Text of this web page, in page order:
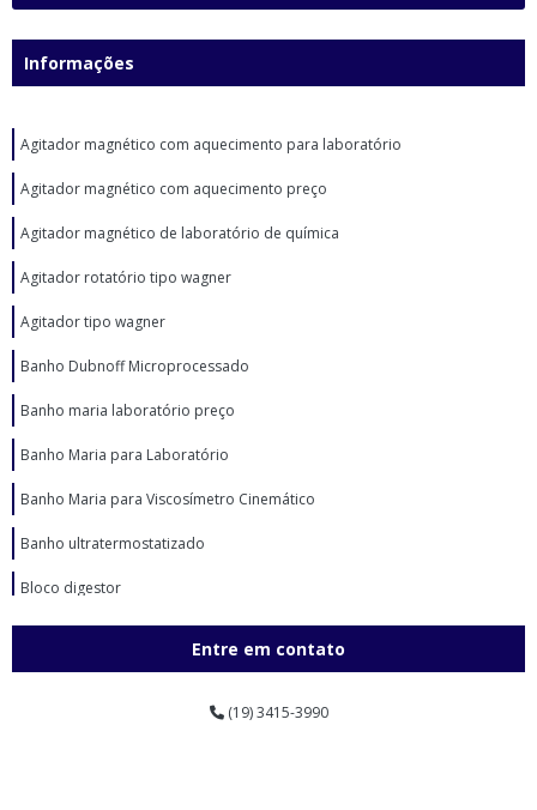
Informações
Agitador magnético com aquecimento para laboratório
Agitador magnético com aquecimento preço
Agitador magnético de laboratório de química
Agitador rotatório tipo wagner
Agitador tipo wagner
Banho Dubnoff Microprocessado
Banho maria laboratório preço
Banho Maria para Laboratório
Banho Maria para Viscosímetro Cinemático
Banho ultratermostatizado
Bloco digestor
Britador de mandíbulas laboratório em sp
Britador de mandíbulas para laboratório
Entre em contato
(19) 3415-3990